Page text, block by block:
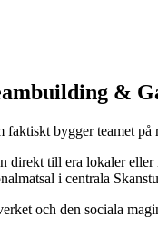
&
bygger teamet
direkt till era lokaler
i centrala
och den sociala